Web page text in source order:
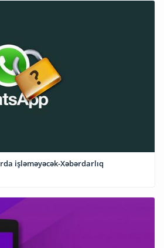
işləməyəcək-Xəbərdarlıq